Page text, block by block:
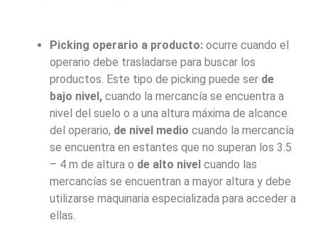
Picking operario a producto: ocurre cuando el
operario debe trasladarse para buscar los
productos. Este tipo de picking puede ser de
bajo nivel, cuando la mercancía se encuentra a
nivel del suelo o a una altura máxima de alcance
del operario, de nivel medio cuando la mercancía
se encuentra en estantes que no superan los 3.5
– 4 m de altura o de alto nivel cuando las
mercancías se encuentran a mayor altura y debe
utilizarse maquinaria especializada para acceder a
ellas.